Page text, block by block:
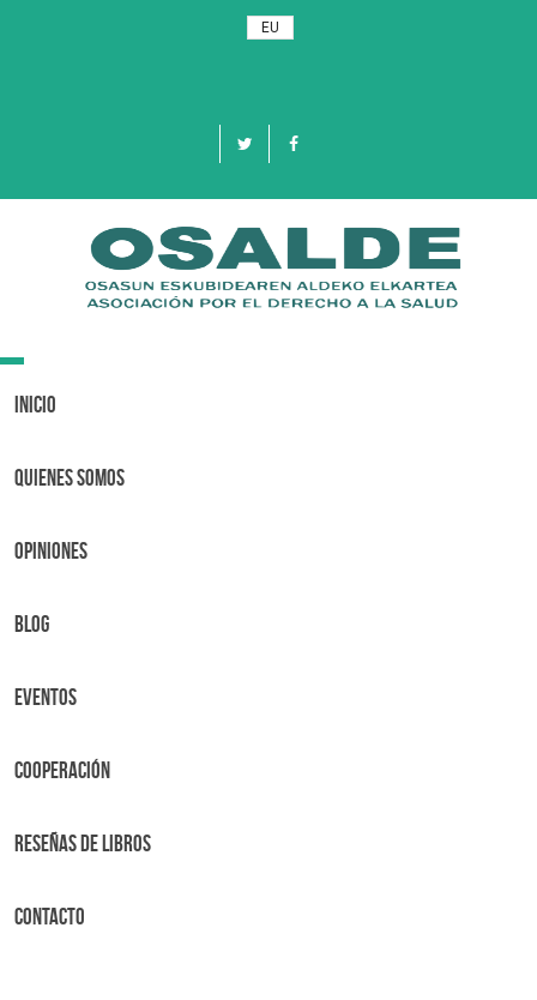
EU
Toggle
Inicio
Quienes Somos
OPINIONES
BLOG
Eventos
Cooperación
Reseñas de libros
Contacto